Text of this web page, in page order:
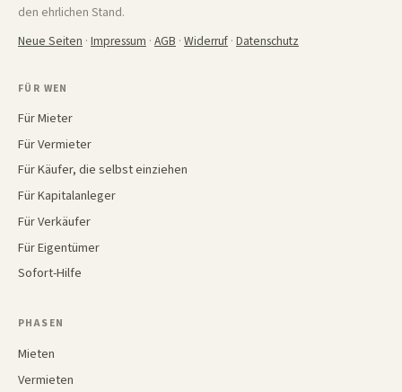
den ehrlichen Stand.
Neue Seiten · Impressum · AGB · Widerruf · Datenschutz
FÜR WEN
Für Mieter
Für Vermieter
Für Käufer, die selbst einziehen
Für Kapitalanleger
Für Verkäufer
Für Eigentümer
Sofort-Hilfe
PHASEN
Mieten
Vermieten